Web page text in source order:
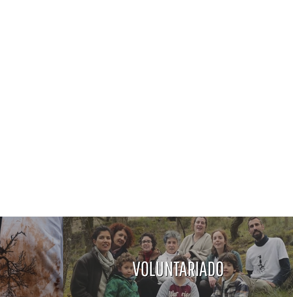
VOLUNTARIADO